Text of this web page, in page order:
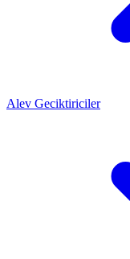
Alev Geciktiriciler